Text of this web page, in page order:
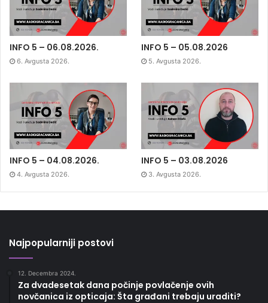
INFO 5 – 06.08.2026.
6. Avgusta 2026.
INFO 5 – 05.08.2026
5. Avgusta 2026.
INFO 5 – 04.08.2026.
4. Avgusta 2026.
INFO 5 – 03.08.2026
3. Avgusta 2026.
Najpopularniji postovi
12. Decembra 2024.
Za dvadesetak dana počinje povlačenje ovih
novčanica iz opticaja: Šta građani trebaju uraditi?